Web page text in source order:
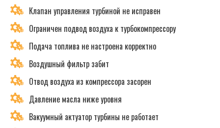
Клапан управления турбиной не исправен
Ограничен подвод воздуха к турбокомпрессору
Подача топлива не настроена корректно
Воздушный фильтр забит
Отвод воздуха из компрессора засорен
Давление масла ниже уровня
Вакуумный актуатор турбины не работает